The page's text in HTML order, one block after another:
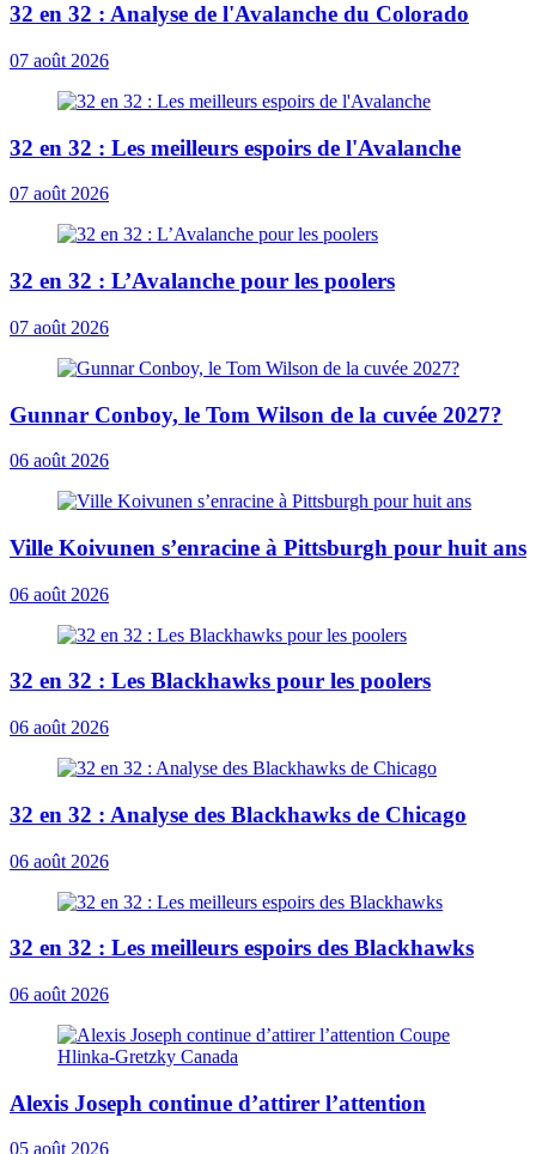
32 en 32 : Analyse de l'Avalanche du Colorado
07 août 2026
32 en 32 : Les meilleurs espoirs de l'Avalanche
07 août 2026
32 en 32 : L’Avalanche pour les poolers
07 août 2026
Gunnar Conboy, le Tom Wilson de la cuvée 2027?
06 août 2026
Ville Koivunen s’enracine à Pittsburgh pour huit ans
06 août 2026
32 en 32 : Les Blackhawks pour les poolers
06 août 2026
32 en 32 : Analyse des Blackhawks de Chicago
06 août 2026
32 en 32 : Les meilleurs espoirs des Blackhawks
06 août 2026
Alexis Joseph continue d’attirer l’attention
05 août 2026